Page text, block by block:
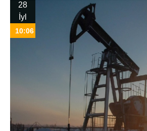
28
İyl
10:06